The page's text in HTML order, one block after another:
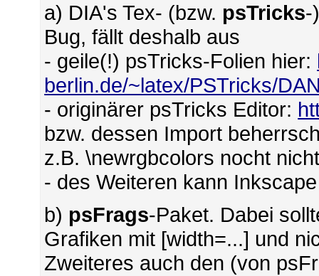
a) DIA's Tex- (bzw. psTricks-
Bug, fällt deshalb aus
- geile(!) psTricks-Folien hier:
berlin.de/~latex/PSTricks/
- originärer psTricks Editor:
bzw. dessen Import
z.B. \newrgbcolors nocht
- des Weiteren kann
b) psFrags-Paket. Dabei
Grafiken mit [width=...] und
Zweiteres auch den (von